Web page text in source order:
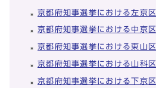
京都府知事選挙における左京
京都府知事選挙における中京
京都府知事選挙における東山
京都府知事選挙における山科
京都府知事選挙における下京